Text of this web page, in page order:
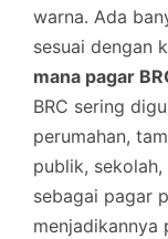
warna. Ada
sesuai dengan
mana pagar
BRC sering
perumahan,
publik,
sebagai pagar
menjadikannya